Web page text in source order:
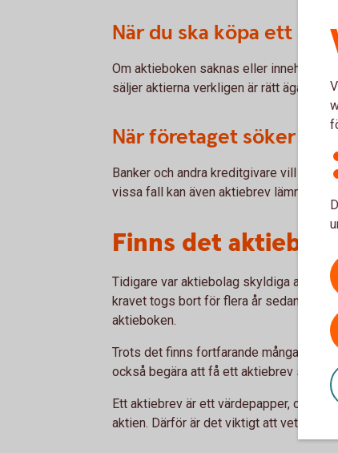
När du ska köpa ett
Om aktieboken saknas eller innehåller
säljer aktierna verkligen är rätt ägare.
När företaget söker
Banker och andra kreditgivare vill ofta
vissa fall kan även aktiebrev lämnas
Finns det aktiebrev
Tidigare var aktiebolag skyldiga att
kravet togs bort för flera år sedan. I
aktieboken.
Trots det finns fortfarande många bolag
också begära att få ett aktiebrev som
Ett aktiebrev är ett värdepapper, och
aktien. Därför är det viktigt att veta var